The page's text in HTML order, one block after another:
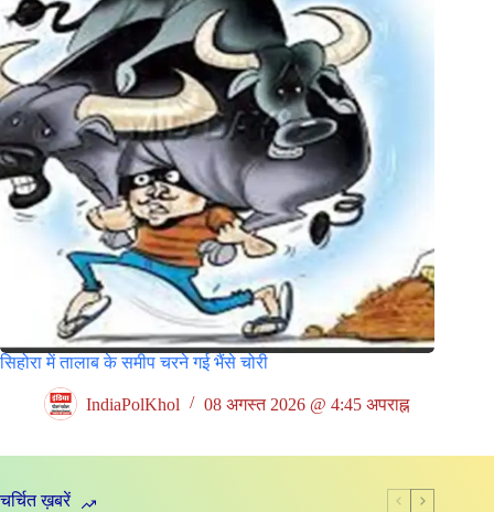
सिहोरा में तालाब के समीप चरने गई भैंसे चोरी
IndiaPolKhol 08 अगस्त 2026 @ 4:45 अपराह्न
चर्चित ख़बरें